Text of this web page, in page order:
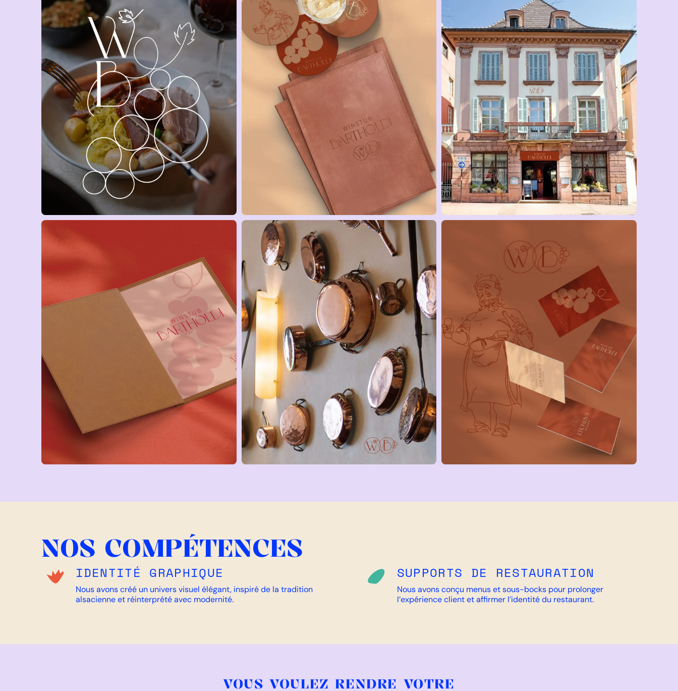
NOS COMPÉTENCES
IDENTITÉ GRAPHIQUE
Nous avons créé un univers visuel élégant, inspiré de la tradition
alsacienne et réinterprété avec modernité.
SUPPORTS DE RESTAURATION
Nous avons conçu menus et sous-bocks pour prolonger
l’expérience client et affirmer l’identité du restaurant.
VOUS VOULEZ RENDRE VOTRE